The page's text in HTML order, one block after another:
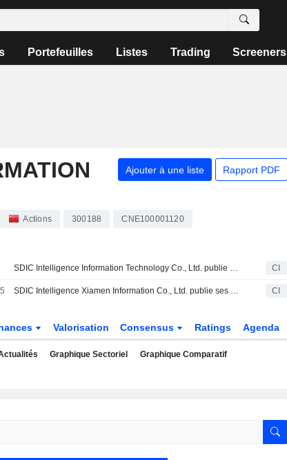
Portefeuilles Listes Trading Screeners
Ajouter à une liste Rapport PDF
Actions 300188 CNE100001120
SDIC Intelligence Information Technology Co., Ltd. publie ses résultats pour le premier trimestre clos le 31 mars 2026 CI
SDIC Intelligence Xiamen Information Co., Ltd. publie ses résultats pour les neuf premiers mois de 2025 CI
Valorisation Consensus Ratings Agenda
Graphique Sectoriel Graphique Comparatif